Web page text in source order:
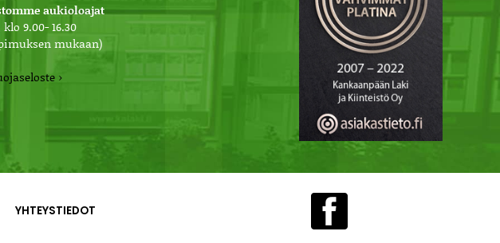
aukioloajat
9.00- 16.30
mukaan)
›
YHTEYSTIEDOT